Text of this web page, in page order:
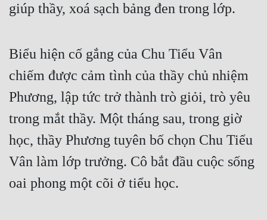
giúp thầy, xoá sạch bảng đen trong lớp.
Biểu hiện cố gắng của Chu Tiểu Vân
chiếm được cảm tình của thầy chủ nhiệm
Phương, lập tức trở thành trò giỏi, trò yêu
trong mắt thầy. Một tháng sau, trong giờ
học, thầy Phương tuyên bố chọn Chu Tiểu
Vân làm lớp trưởng. Cô bắt đầu cuộc sống
oai phong một cõi ở tiểu học.